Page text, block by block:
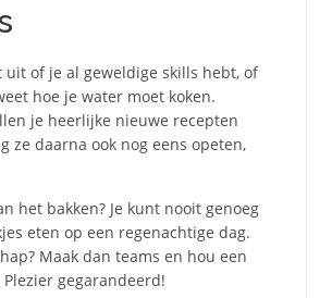
uit of je al geweldige skills hebt, of
hoe je water moet koken.
je heerlijke nieuwe recepten
ze daarna ook nog eens opeten,
het bakken? Je kunt nooit genoeg
eten op een regenachtige dag.
Maak dan teams en hou een
gegarandeerd!